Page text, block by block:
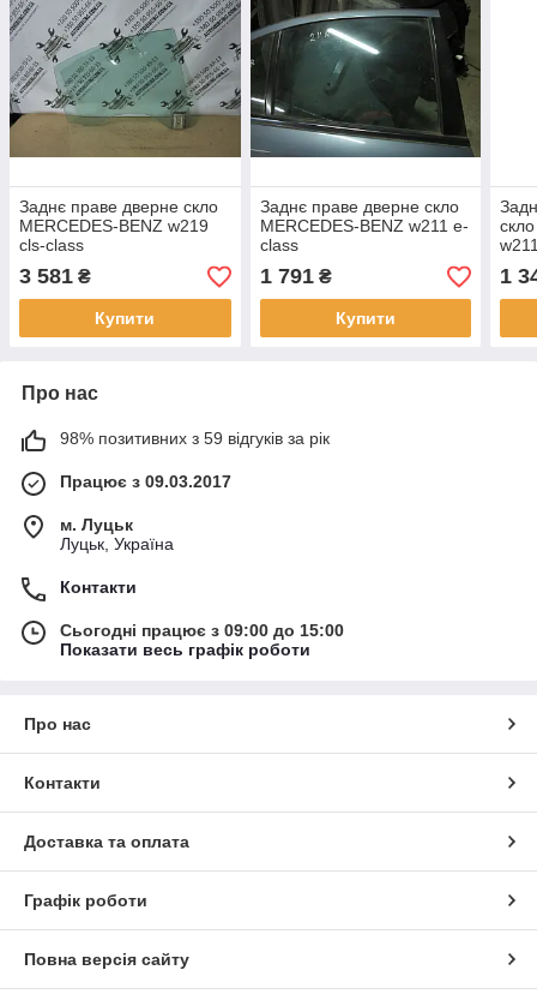
Заднє праве дверне скло
MERCEDES-BENZ w219
cls-class
3 581 ₴
Купити
Заднє праве дверне скло
MERCEDES-BENZ w211 e-
class
1 791₴
Купити
1
Про нас
98% позитивних з 59 відгуків за рік
Працює з 09.03.2017
м. Луцьк
Луцьк, Україна
Контакти
Сьогодні працює з 09:00 до 15:00
Показати весь графік роботи
Про нас
Контакти
Доставка та оплата
Графік роботи
Повна версія сайту